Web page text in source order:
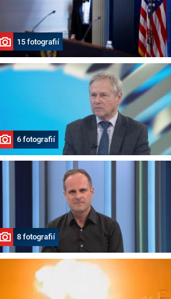
15 fotografií
6 fotografií
8 fotografií